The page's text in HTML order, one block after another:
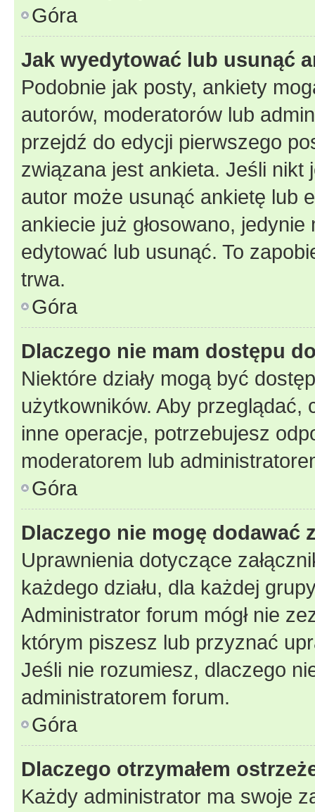
Góra
Jak wyedytować lub usunąć
Podobnie jak posty, ankiety
autorów, moderatorów lub
przejdź do edycji pierwszego
związana jest ankieta. Jeśli nikt
autor może usunąć ankietę lub
ankiecie już głosowano,
edytować lub usunąć. To
trwa.
Góra
Dlaczego nie mam dostępu
Niektóre działy mogą być
użytkowników. Aby
inne operacje, potrzebujesz
moderatorem lub
Góra
Dlaczego nie mogę dodawać
Uprawnienia dotyczące
każdego działu, dla każdej
Administrator forum mógł nie
którym piszesz lub przyznać
Jeśli nie rozumiesz, dlaczego
administratorem forum.
Góra
Dlaczego otrzymałem
Każdy administrator ma swoje